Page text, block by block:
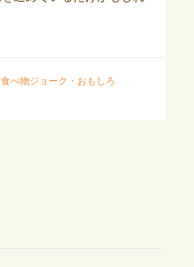
食べ物ジョーク・おもしろ